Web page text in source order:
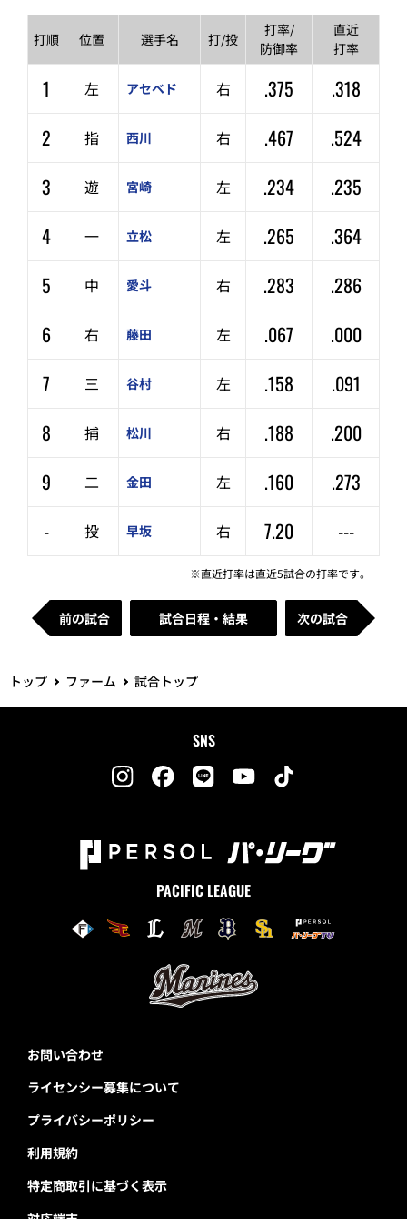
打順 位置 選手名 打/投
打率/
防御率
直近
打率
1 左 アセベド 右 .375
.318
2
指 西川 右 .467
.524
3
遊 宮崎 左 .234
.235
4
一 立松 左 .265
.364
5
中 愛斗 右 .283
.286
6
右 藤田 左 .067
.000
7
三 谷村 左 .158
.091
8
捕 松川 右 .188
.200
9
二 金田 左 .160
.273
-
投 早坂 右 7.20 ---
※直近打率は直近5試合の打率です。
前の試合 試合日程・結果 次の試合
トップ ファーム 試合トップ
SNS
PACIFIC LEAGUE
お問い合わせ
ライセンシー募集について
プライバシーポリシー
利用規約
特定商取引に基づく表示